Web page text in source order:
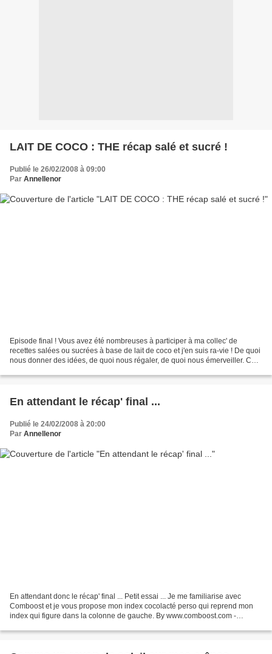
LAIT DE COCO : THE récap salé et sucré !
Publié le 26/02/2008 à 09:00
Par Annellenor
Episode final ! Vous avez été nombreuses à participer à ma collec' de
recettes salées ou sucrées à base de lait de coco et j'en suis ra-vie ! De quoi
nous donner des idées, de quoi nous régaler, de quoi nous émerveiller. Ces
En attendant le récap' final ...
Publié le 24/02/2008 à 20:00
Par Annellenor
En attendant donc le récap' final ... Petit essai ... Je me familiarise avec
Comboost et je vous propose mon index cocolacté perso qui reprend mon
index qui figure dans la colonne de gauche. By www.comboost.com -